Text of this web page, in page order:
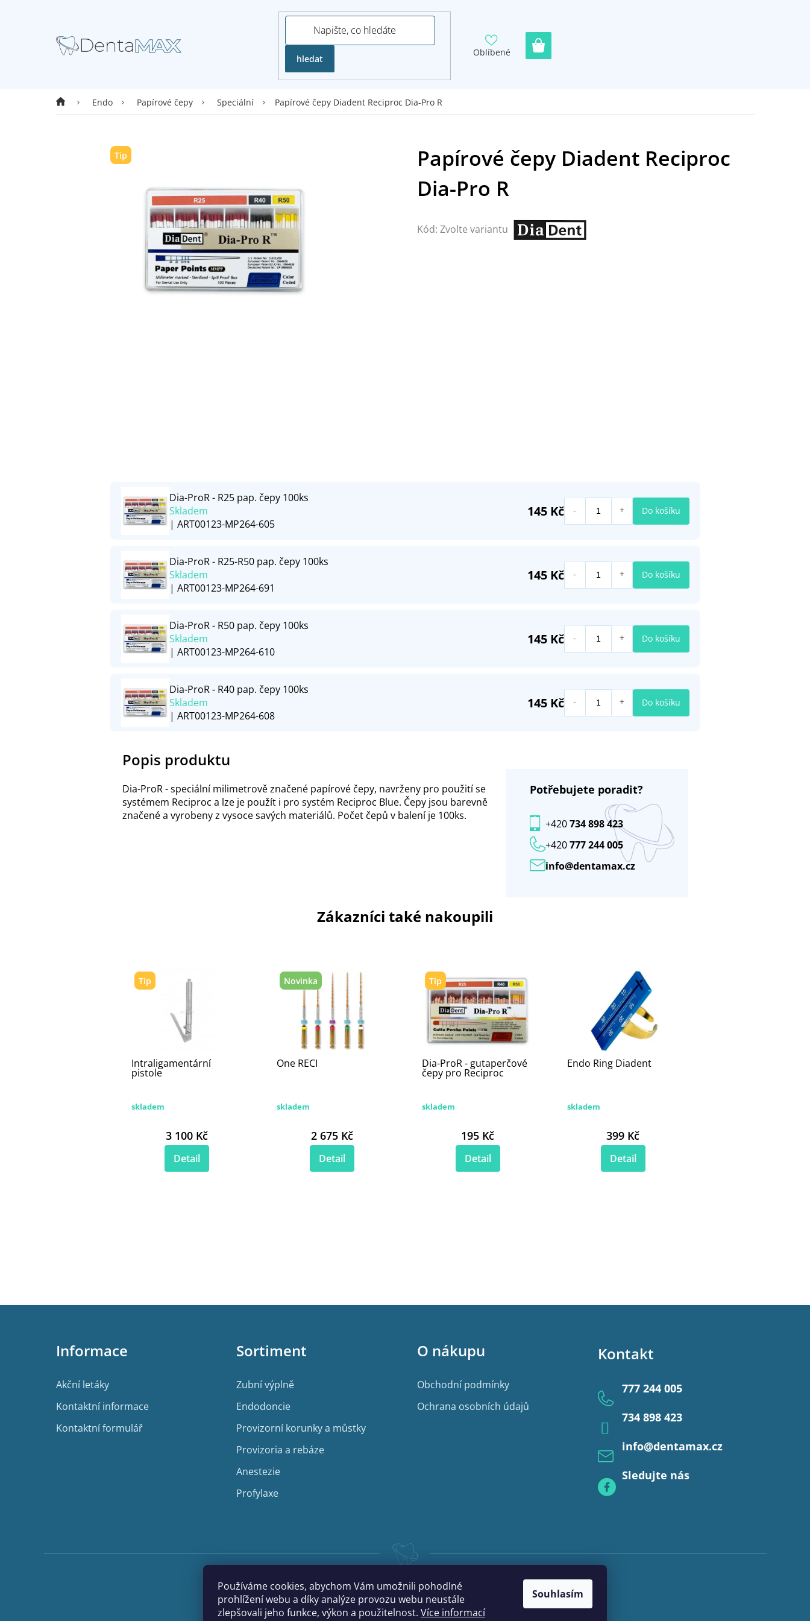
Používáme cookies, abychom Vám umožnili pohodlné
prohlížení webu a díky analýze provozu webu neustále
zlepšovali jeho funkce, výkon a použitelnost. Více informací
Souhlasím
hledat
Oblíbené
Domů Endo Papírové čepy Speciální Papírové čepy Diadent Reciproc Dia-Pro R
Tip
Kód: Zvolte variantu
Popis produktu
Dia-ProR - speciální milimetrově značené papírové čepy, navrženy pro použití se
systémem Reciproc a lze je použít i pro systém Reciproc Blue. Čepy jsou barevně
značené a vyrobeny z vysoce savých materiálů. Počet čepů v balení je 100ks.
Potřebujete poradit?
info@dentamax.cz
+420777 244 005
+420734 898 423
Zákazníci také nakoupili
Tip
Intraligamentární
pistole
skladem
3 100 Kč
Detail
Novinka
One RECI
skladem
2 675 Kč
Detail
Tip
Dia-ProR - gutaperčové
čepy pro Reciproc
skladem
195 Kč
Detail
Endo Ring Diadent
skladem
399 Kč
Detail
Dia-ProR - R25 pap. čepy 100ks
Skladem
| ART00123-MP264-605
145 Kč Do košíku
Dia-ProR - R25-R50 pap. čepy 100ks
Skladem
| ART00123-MP264-691
145 Kč Do košíku
Dia-ProR - R50 pap. čepy 100ks
Skladem
| ART00123-MP264-610
145 Kč Do košíku
Dia-ProR - R40 pap. čepy 100ks
Skladem
| ART00123-MP264-608
145 Kč Do košíku
Informace
Akční letáky
Kontaktní informace
Kontaktní formulář
Sortiment
Zubní výplně
Endodoncie
Provizorní korunky a můstky
Provizoria a rebáze
Anestezie
Profylaxe
O nákupu
Obchodní podmínky
Ochrana osobních údajů
Kontakt
info@dentamax.cz
777 244 005
734 898 423
Sledujte nás